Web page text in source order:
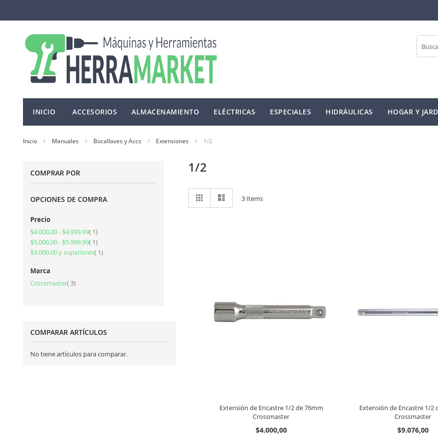
al
Buscar
INICIO ACCESORIOS ALMACENAMIENTO ELÉCTRICAS ESPECIALES HIDRÁULICAS HOGAR Y
Inicio Manuales Bocallaves y Accs Extensiones 1/2
1/2
como
Cuadrícula 3Items
Extensión de Encastre 1/2 de 76mm
Crossmaster
$4.000,00
Extensión de Encastre 1/2
Crossmaster
$9.076,00
COMPRAR POR
OPCIONES DE COMPRA
Precio
$4.000,00- $4.999,99 1artículo
$5.000,00- $5.999,99 1artículo
$9.000,00y superiores 1artículo
Marca
Crossmaster 3artículos
COMPARAR ARTÍCULOS
No tiene artículos para comparar.